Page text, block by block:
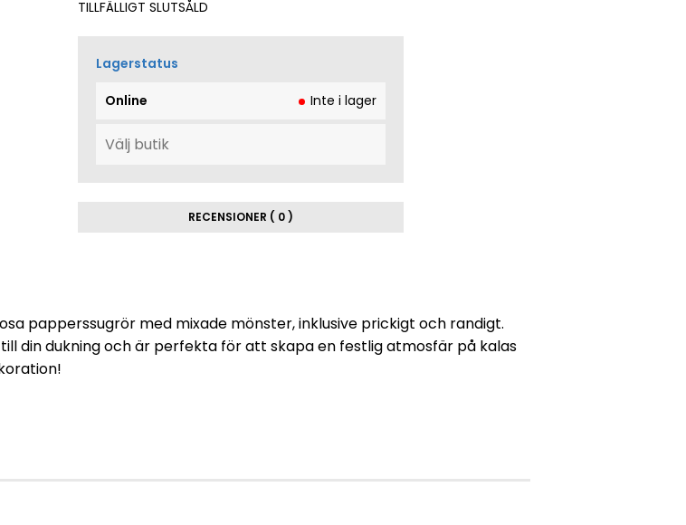
TILLFÄLLIGT SLUTSÅLD
Lagerstatus
Online Inte i lager
RECENSIONER ( 0 )
papperssugrör med mixade mönster, inklusive prickigt och randigt.
din dukning och är perfekta för att skapa en festlig atmosfär på kalas